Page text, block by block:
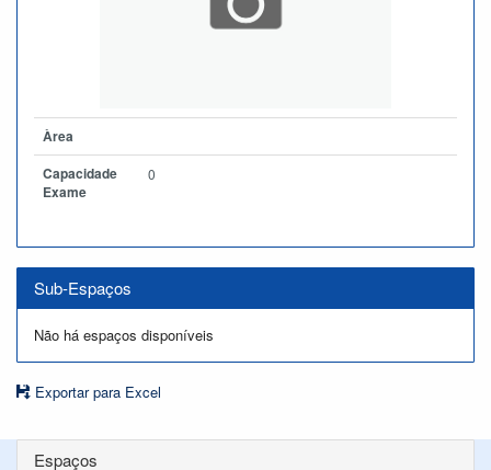
Àrea
Capacidade
Exame
0
Sub-Espaços
Não há espaços disponíveis
Exportar para Excel
Espaços